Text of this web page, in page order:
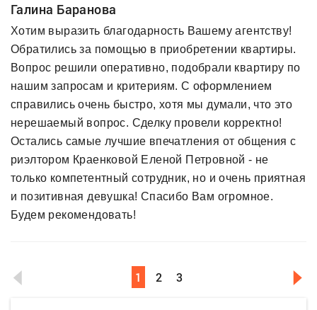
Галина Баранова
Хотим выразить благодарность Вашему агентству!
Обратились за помощью в приобретении квартиры.
Вопрос решили оперативно, подобрали квартиру по
нашим запросам и критериям. С оформлением
справились очень быстро, хотя мы думали, что это
нерешаемый вопрос. Сделку провели корректно!
Остались самые лучшие впечатления от общения с
риэлтором Краенковой Еленой Петровной - не
только компетентный сотрудник, но и очень приятная
и позитивная девушка! Спасибо Вам огромное.
Будем рекомендовать!
1 2 3